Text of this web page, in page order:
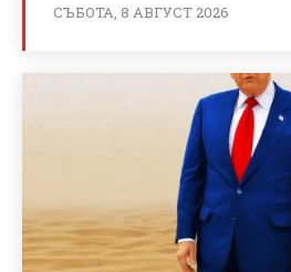
СЪБОТА, 8 АВГУСТ 2026